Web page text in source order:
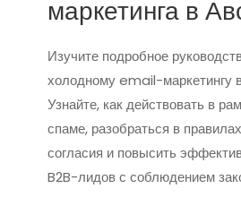
маркетинга в
Изучите подробное
холодному email-маркетингу
Узнайте, как действовать в
спаме, разобраться в
согласия и повысить
B2B-лидов с соблюдением